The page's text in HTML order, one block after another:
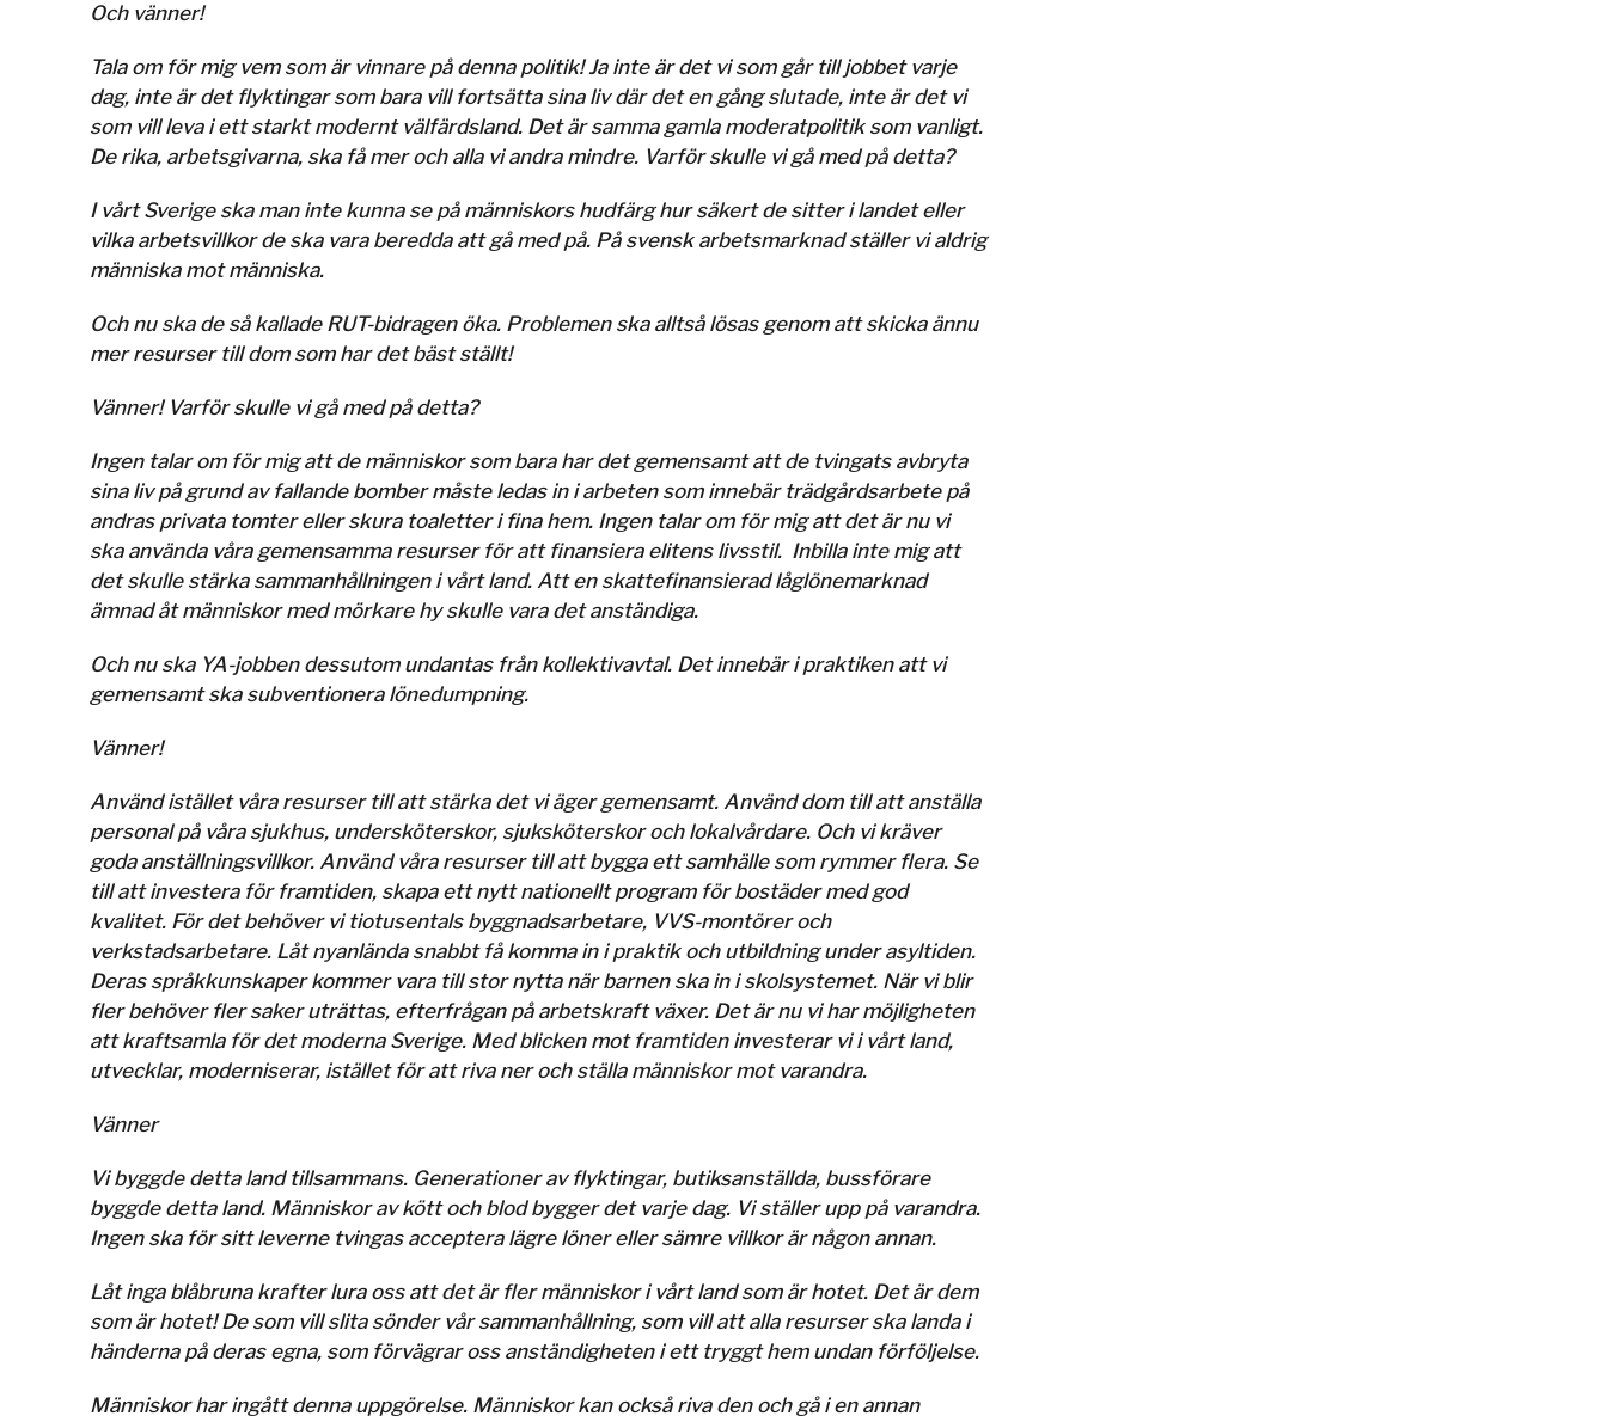
Och vänner!
Tala om för mig vem som är vinnare på denna politik! Ja inte är det vi som går till jobbet varje
dag, inte är det flyktingar som bara vill fortsätta sina liv där det en gång slutade, inte är det vi
som vill leva i ett starkt modernt välfärdsland. Det är samma gamla moderatpolitik som vanligt.
De rika, arbetsgivarna, ska få mer och alla vi andra mindre. Varför skulle vi gå med på detta?
I vårt Sverige ska man inte kunna se på människors hudfärg hur säkert de sitter i landet eller
vilka arbetsvillkor de ska vara beredda att gå med på. På svensk arbetsmarknad ställer vi aldrig
människa mot människa.
Och nu ska de så kallade RUT-bidragen öka. Problemen ska alltså lösas genom att skicka ännu
mer resurser till dom som har det bäst ställt!
Vänner! Varför skulle vi gå med på detta?
Ingen talar om för mig att de människor som bara har det gemensamt att de tvingats avbryta
sina liv på grund av fallande bomber måste ledas in i arbeten som innebär trädgårdsarbete på
andras privata tomter eller skura toaletter i fina hem. Ingen talar om för mig att det är nu vi
ska använda våra gemensamma resurser för att finansiera elitens livsstil. Inbilla inte mig att
det skulle stärka sammanhållningen i vårt land. Att en skattefinansierad låglönemarknad
ämnad åt människor med mörkare hy skulle vara det anständiga.
Och nu ska YA-jobben dessutom undantas från kollektivavtal. Det innebär i praktiken att vi
gemensamt ska subventionera lönedumpning.
Vänner!
Använd istället våra resurser till att stärka det vi äger gemensamt. Använd dom till att anställa
personal på våra sjukhus, undersköterskor, sjuksköterskor och lokalvårdare. Och vi kräver
goda anställningsvillkor. Använd våra resurser till att bygga ett samhälle som rymmer flera. Se
till att investera för framtiden, skapa ett nytt nationellt program för bostäder med god
kvalitet. För det behöver vi tiotusentals byggnadsarbetare, VVS-montörer och
verkstadsarbetare. Låt nyanlända snabbt få komma in i praktik och utbildning under asyltiden.
Deras språkkunskaper kommer vara till stor nytta när barnen ska in i skolsystemet. När vi blir
fler behöver fler saker uträttas, efterfrågan på arbetskraft växer. Det är nu vi har möjligheten
att kraftsamla för det moderna Sverige. Med blicken mot framtiden investerar vi i vårt land,
utvecklar, moderniserar, istället för att riva ner och ställa människor mot varandra.
Vänner
Vi byggde detta land tillsammans. Generationer av flyktingar, butiksanställda, bussförare
byggde detta land. Människor av kött och blod bygger det varje dag. Vi ställer upp på varandra.
Ingen ska för sitt leverne tvingas acceptera lägre löner eller sämre villkor är någon annan.
Låt inga blåbruna krafter lura oss att det är fler människor i vårt land som är hotet. Det är dem
som är hotet! De som vill slita sönder vår sammanhållning, som vill att alla resurser ska landa i
händerna på deras egna, som förvägrar oss anständigheten i ett tryggt hem undan förföljelse.
Människor har ingått denna uppgörelse. Människor kan också riva den och gå i en annan